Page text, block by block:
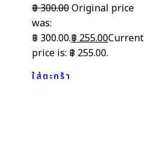
฿300.00Original price
was:
฿ 300.00.฿ 255.00Current
price is: ฿ 255.00.
ใส่ตะกร้า